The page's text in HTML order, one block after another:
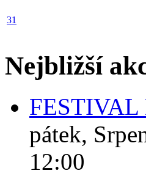
31
Nejbližší
FESTIVAL
pátek,
12:00